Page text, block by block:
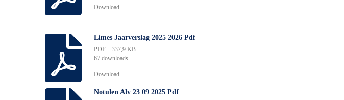
Download
Limes Jaarverslag 2025 2026 Pdf
PDF – 337,9 KB
67 downloads
Download
Notulen Alv 23 09 2025 Pdf